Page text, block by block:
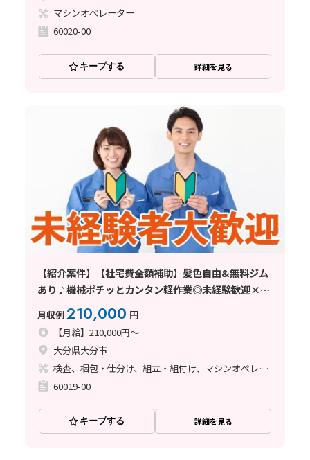
マシンオペレーター
60020-00
キープする 詳細を見る
【紹介案件】【社宅費全額補助】髪色自由&無料ジム
あり♪機械ポチッとカンタン軽作業◎未経験歓迎×残
業少なめ☆空調完備！
月収例210,000 円
【月給】210,000円～
大分県大分市
検査、梱包・仕分け、組立・組付け、マシンオペレーター
60019-00
キープする 詳細を見る